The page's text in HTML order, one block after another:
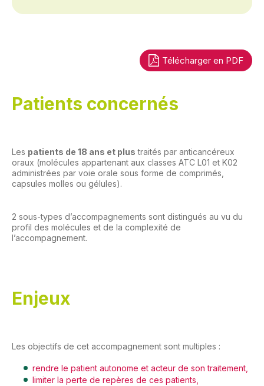
Télécharger en PDF
Patients concernés
Les patients de 18 ans et plus traités par anticancéreux
oraux (molécules appartenant aux classes ATC L01 et K02
administrées par voie orale sous forme de comprimés,
capsules molles ou gélules).
2 sous-types d’accompagnements sont distingués au vu du
profil des molécules et de la complexité de
l’accompagnement.
Enjeux
Les objectifs de cet accompagnement sont multiples :
rendre le patient autonome et acteur de son traitement,
limiter la perte de repères de ces patients,